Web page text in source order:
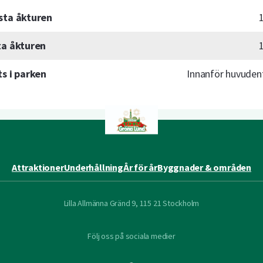
åkturen
åkturen
i parken Innanför
AttraktionerUnderhållningÅr för årByggnader & områden
Lilla Allmänna Gränd 9, 115 21 Stockholm
Följ oss på sociala medier